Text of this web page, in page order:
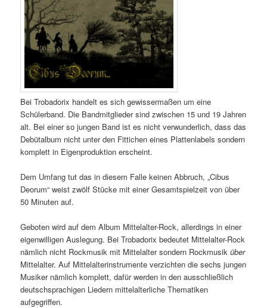
Bei Trobadorix handelt es sich gewissermaßen um eine
Schülerband. Die Bandmitglieder sind zwischen 15 und 19 Jahren
alt. Bei einer so jungen Band ist es nicht verwunderlich, dass das
Debütalbum nicht unter den Fittichen eines Plattenlabels sondern
komplett in Eigenproduktion erscheint.
Dem Umfang tut das in diesem Falle keinen Abbruch, „Cibus
Deorum“ weist zwölf Stücke mit einer Gesamtspielzeit von über
50 Minuten auf.
Geboten wird auf dem Album Mittelalter-Rock, allerdings in einer
eigenwilligen Auslegung. Bei Trobadorix bedeutet Mittelalter-Rock
nämlich nicht Rockmusik mit Mittelalter sondern Rockmusiküber
Mittelalter. Auf Mittelalterinstrumente verzichten die sechs jungen
Musiker nämlich komplett, dafür werden in den ausschließlich
deutschsprachigen Liedern mittelalterliche Thematiken
aufgegriffen.